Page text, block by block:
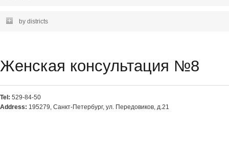
by districts
Женская консультация №8
Tel: 529-84-50
Address: 195279, Санкт-Петербург, ул. Передовиков, д.21